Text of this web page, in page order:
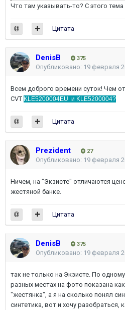
Что там указывать-то? С этого тема
Цитата
DenisB 375
Опубликовано: 19 февраля
Всем доброго времени суток! Чем
CVT KLE5200004EU и KLE5200004?
Цитата
Prezident 27
Опубликовано: 19 февраля
Ничем, на "Экзисте" отличаются
жестяной банке.
Цитата
DenisB 375
Опубликовано: 19 февраля
так не только на Экзисте. По
разных местах на фото показана
"жестянка", а я на сколько понял
синтетика, вот и хочу разобраться,